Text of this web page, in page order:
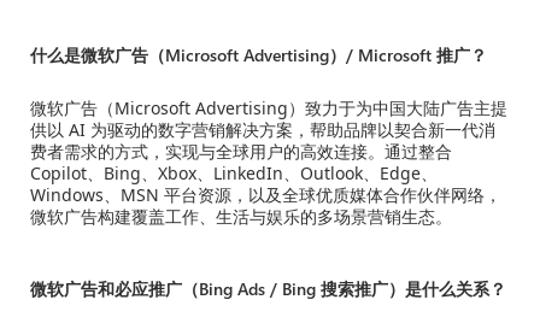
什么是微软广告（Microsoft Advertising）/ Microsoft 推广？
微软广告（Microsoft Advertising）致力于为中国大陆广告主提
供以 AI 为驱动的数字营销解决方案，帮助品牌以契合新一代消
费者需求的方式，实现与全球用户的高效连接。通过整合
Copilot、Bing、Xbox、LinkedIn、Outlook、Edge、
Windows、MSN 平台资源，以及全球优质媒体合作伙伴网络，
微软广告构建覆盖工作、生活与娱乐的多场景营销生态。
微软广告和必应推广（Bing Ads / Bing 搜索推广）是什么关系？